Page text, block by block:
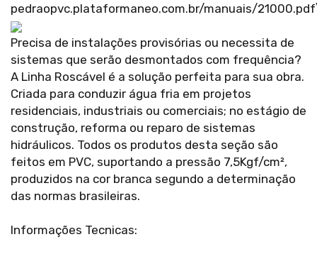
pedraopvc.plataformaneo.com.br/manuais/
Precisa de instalações provisórias ou necessita de
sistemas que serão desmontados com frequência?
A Linha Roscável é a solução perfeita para sua obra.
Criada para conduzir água fria em projetos
residenciais, industriais ou comerciais; no estágio de
construção, reforma ou reparo de sistemas
hidráulicos. Todos os produtos desta seção são
feitos em PVC, suportando a pressão 7,5Kgf/cm²,
produzidos na cor branca segundo a determinação
das normas brasileiras.
Informações Tecnicas: